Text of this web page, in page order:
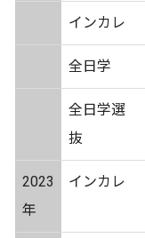
インカレ
全日学
全日学選
抜
2023
年
インカレ